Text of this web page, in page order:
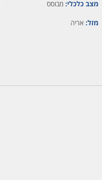
מצב כלכלי: מבוסס
מזל: אריה